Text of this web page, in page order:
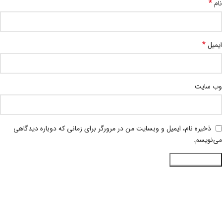
نام*
ایمیل*
وب‌ سایت
ذخیره نام، ایمیل و وبسایت من در مرورگر برای زمانی که دوباره دیدگاهی
می‌نویسم.